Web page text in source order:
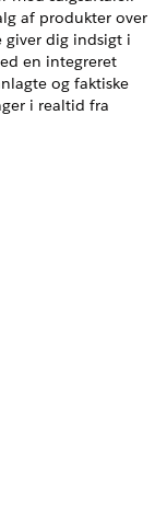
af produkter over
giver dig indsigt i
en integreret
og faktiske
i realtid fra
for
kategorier på
automatisk
du angive